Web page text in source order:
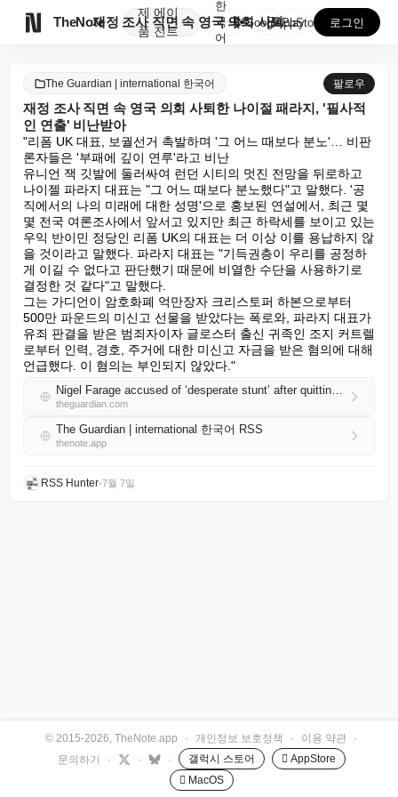
TheNote
제
품
에이
전트
재정 조사 직면 속 영국 의회 사퇴한 나이절 패라지, ...
한
국
어
GooglePlay
AppStore 로그인
The Guardian | international 한국어 팔로우
재정 조사 직면 속 영국 의회 사퇴한 나이절 패라지, '필사적
인 연출' 비난받아
"리폼 UK 대표, 보궐선거 촉발하며 '그 어느 때보다 분노'… 비판
론자들은 '부패에 깊이 연루'라고 비난
유니언 잭 깃발에 둘러싸여 런던 시티의 멋진 전망을 뒤로하고
나이젤 파라지 대표는 "그 어느 때보다 분노했다"고 말했다. '공
직에서의 나의 미래에 대한 성명'으로 홍보된 연설에서, 최근 몇
몇 전국 여론조사에서 앞서고 있지만 최근 하락세를 보이고 있는
우익 반이민 정당인 리폼 UK의 대표는 더 이상 이를 용납하지 않
을 것이라고 말했다. 파라지 대표는 "기득권층이 우리를 공정하
게 이길 수 없다고 판단했기 때문에 비열한 수단을 사용하기로
결정한 것 같다"고 말했다.
그는 가디언이 암호화폐 억만장자 크리스토퍼 하본으로부터
500만 파운드의 미신고 선물을 받았다는 폭로와, 파라지 대표가
유죄 판결을 받은 범죄자이자 글로스터 출신 귀족인 조지 커트렐
로부터 인력, 경호, 주거에 대한 미신고 자금을 받은 혐의에 대해
언급했다. 이 혐의는 부인되지 않았다."
Nigel Farage accused of ‘desperate stunt’ after quitting UK parliament in face of financial scrutiny
theguardian.com
The Guardian | international 한국어 RSS
thenote.app
RSS Hunter•7월 7일
© 2015-2026, TheNote.app · 개인정보 보호정책 · 이용 약관
·
문의하기
· · · 갤럭시 스토어
 AppStore
 MacOS